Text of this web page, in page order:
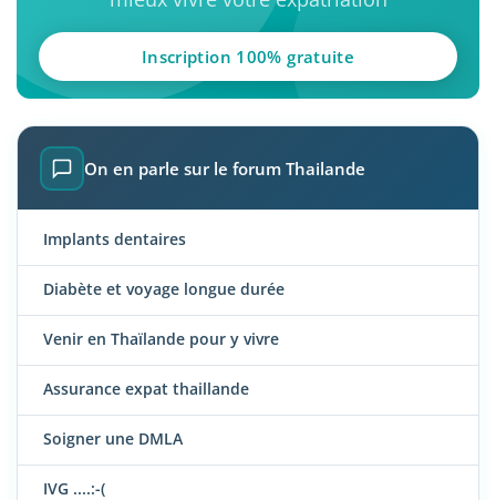
Inscription 100% gratuite
On en parle sur le forum Thailande
Implants dentaires
Diabète et voyage longue durée
Venir en Thaïlande pour y vivre
Assurance expat thaillande
Soigner une DMLA
IVG ....:-(